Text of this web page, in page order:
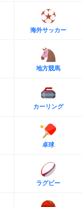
海外サッカー
地方競馬
カーリング
卓球
ラグビー